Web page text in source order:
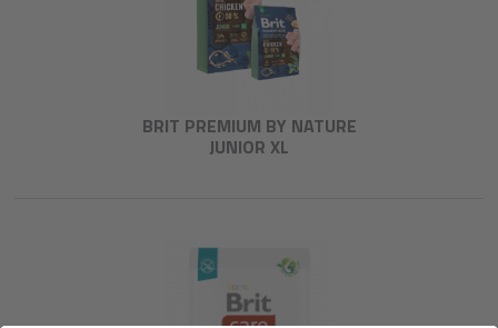
BRIT PREMIUM BY NATURE
JUNIOR XL